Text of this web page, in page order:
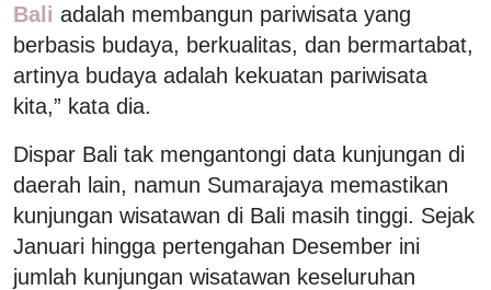
Bali adalah membangun pariwisata yang
berbasis budaya, berkualitas, dan bermartabat,
artinya budaya adalah kekuatan pariwisata
kita,” kata dia.
Dispar Bali tak mengantongi data kunjungan di
daerah lain, namun Sumarajaya memastikan
kunjungan wisatawan di Bali masih tinggi. Sejak
Januari hingga pertengahan Desember ini
jumlah kunjungan wisatawan keseluruhan